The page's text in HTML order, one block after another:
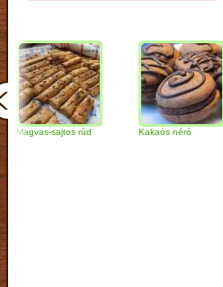
sajtos rúd Kakaós néró